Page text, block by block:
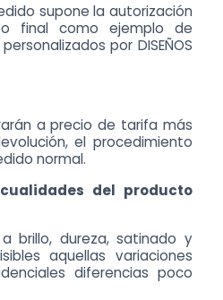
supone la autorización
final como ejemplo de
por DISEÑOS
a precio de tarifa más
el procedimiento
normal.
del producto
brillo, dureza, satinado y
aquellas variaciones
diferencias poco